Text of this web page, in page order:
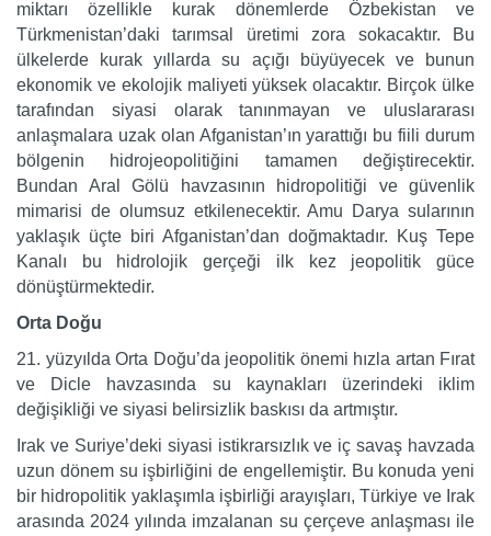
miktarı özellikle kurak dönemlerde Özbekistan ve
Türkmenistan’daki tarımsal üretimi zora sokacaktır. Bu
ülkelerde kurak yıllarda su açığı büyüyecek ve bunun
ekonomik ve ekolojik maliyeti yüksek olacaktır. Birçok ülke
tarafından siyasi olarak tanınmayan ve uluslararası
anlaşmalara uzak olan Afganistan’ın yarattığı bu fiili durum
bölgenin hidrojeopolitiğini tamamen değiştirecektir.
Bundan Aral Gölü havzasının hidropolitiği ve güvenlik
mimarisi de olumsuz etkilenecektir. Amu Darya sularının
yaklaşık üçte biri Afganistan’dan doğmaktadır. Kuş Tepe
Kanalı bu hidrolojik gerçeği ilk kez jeopolitik güce
dönüştürmektedir.
Orta Doğu
21. yüzyılda Orta Doğu’da jeopolitik önemi hızla artan Fırat
ve Dicle havzasında su kaynakları üzerindeki iklim
değişikliği ve siyasi belirsizlik baskısı da artmıştır.
Irak ve Suriye’deki siyasi istikrarsızlık ve iç savaş havzada
uzun dönem su işbirliğini de engellemiştir. Bu konuda yeni
bir hidropolitik yaklaşımla işbirliği arayışları, Türkiye ve Irak
arasında 2024 yılında imzalanan su çerçeve anlaşması ile